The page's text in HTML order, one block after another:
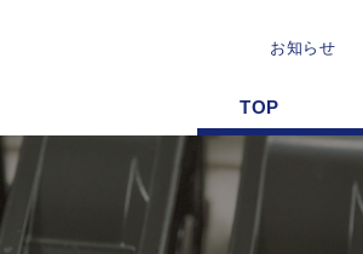
お知らせ
TOP